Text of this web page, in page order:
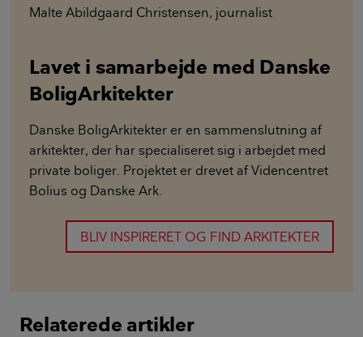
Malte Abildgaard Christensen, journalist
Lavet i samarbejde med Danske
BoligArkitekter
Danske BoligArkitekter er en sammenslutning af
arkitekter, der har specialiseret sig i arbejdet med
private boliger. Projektet er drevet af Videncentret
Bolius og Danske Ark.
BLIV INSPIRERET OG FIND ARKITEKTER
Relaterede artikler